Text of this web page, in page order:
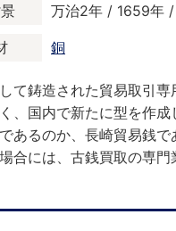
万治2年 / 1659年 /
銅
て鋳造された貿易取引
、国内で新たに型を作
あるのか、長崎貿易銭
合には、古銭買取の専